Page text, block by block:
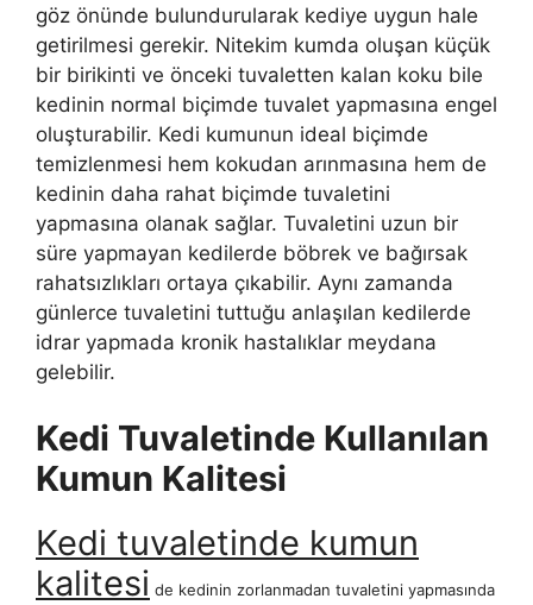
göz önünde bulundurularak kediye uygun hale
getirilmesi gerekir. Nitekim kumda oluşan küçük
bir birikinti ve önceki tuvaletten kalan koku bile
kedinin normal biçimde tuvalet yapmasına engel
oluşturabilir. Kedi kumunun ideal biçimde
temizlenmesi hem kokudan arınmasına hem de
kedinin daha rahat biçimde tuvaletini
yapmasına olanak sağlar. Tuvaletini uzun bir
süre yapmayan kedilerde böbrek ve bağırsak
rahatsızlıkları ortaya çıkabilir. Aynı zamanda
günlerce tuvaletini tuttuğu anlaşılan kedilerde
idrar yapmada kronik hastalıklar meydana
gelebilir.
Kedi Tuvaletinde Kullanılan
Kumun Kalitesi
Kedi tuvaletinde kumun
kalitesi de kedinin zorlanmadan tuvaletini yapmasında